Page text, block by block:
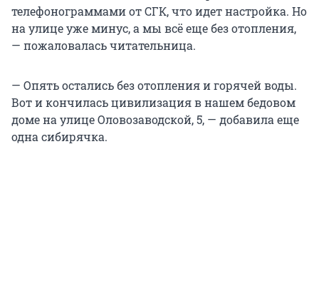
телефонограммами от СГК, что идет настройка. Но
на улице уже минус, а мы всё еще без отопления,
— пожаловалась читательница.
— Опять остались без отопления и горячей воды.
Вот и кончилась цивилизация в нашем бедовом
доме на улице Оловозаводской, 5, — добавила еще
одна сибирячка.